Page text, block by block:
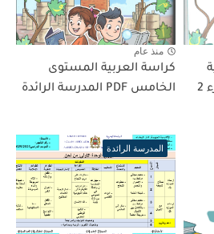
للمستوى الخامس : الجزء 2
منذ عام
كراسة العربية المستوى
الخامس PDF المدرسة الرائدة
المدرسة الرائدة